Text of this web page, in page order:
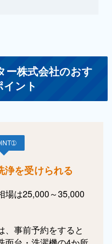
ー株式会社のおす
ント
浄を受けられる
場は25,000～35,000
、事前予約をすると